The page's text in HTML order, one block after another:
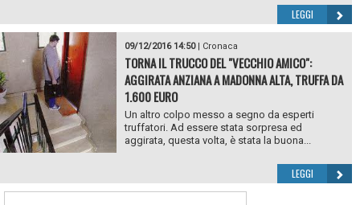
LEGGI
09/12/2016 14:50| Cronaca
TORNA IL TRUCCO DEL "VECCHIO AMICO":
AGGIRATA ANZIANA A MADONNA ALTA, TRUFFA DA
1.600 EURO
Un altro colpo messo a segno da esperti
truffatori. Ad essere stata sorpresa ed
aggirata, questa volta, è stata la buona...
LEGGI